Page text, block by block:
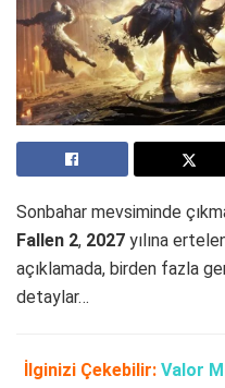
Sonbahar mevsiminde
Fallen 2, 2027 yılına
açıklamada, birden fazla
detaylar…
İlginizi Çekebilir: Valor